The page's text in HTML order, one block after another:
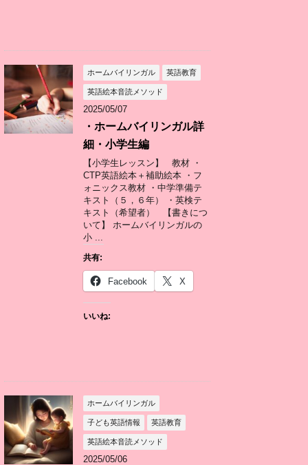
ホームバイリンガル 英語教育
英語絵本音読メソッド
2025/05/07
・ホームバイリンガル詳
細・小学生編
【小学生レッスン】 教材 ・
CTP英語絵本＋補助絵本 ・フ
ォニックス教材 ・中学準備テ
キスト（５，６年） ・英検テ
キスト（希望者） 【書きにつ
いて】 ホームバイリンガルの
小 ...
共有:
Facebook X
いいね:
ホームバイリンガル
子ども英語情報 英語教育
英語絵本音読メソッド
2025/05/06